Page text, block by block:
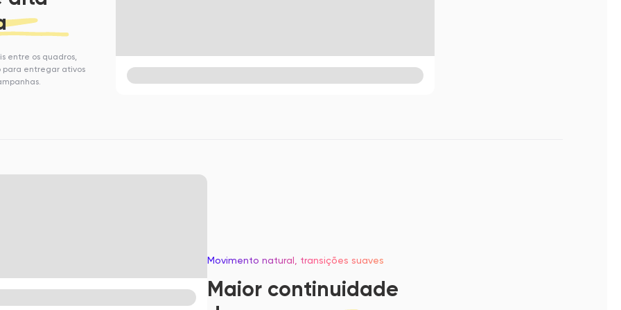
entre os quadros,
para entregar ativos
Movimento natural, transições suaves
Maior continuidade